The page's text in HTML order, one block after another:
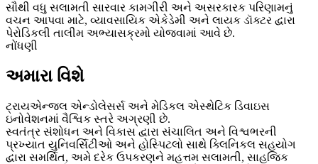
સૌથી વધુ સલામતી સારવાર કામગીરી અને અસરકારક પરિણામનું
વચન આપવા માટે, વ્યાવસાયિક એકેડેમી અને લાયક ડૉક્ટર દ્વારા
પેરોડિકલી તાલીમ અભ્યાસક્રમો યોજવામાં આવે છે.
નોંધણી
અમારા વિશે
ટ્રાયએન્જલ એન્ડોલેસર્સ અને મેડિકલ એસ્થેટિક ડિવાઇસ
ઇનોવેશનમાં વૈશ્વિક સ્તરે અગ્રણી છે.
સ્વતંત્ર સંશોધન અને વિકાસ દ્વારા સંચાલિત અને વિશ્વભરની
પ્રખ્યાત યુનિવર્સિટીઓ અને હોસ્પિટલો સાથે ક્લિનિકલ સહયોગ
દ્વારા સમર્થિત, અમે દરેક ઉપકરણને મહત્તમ સલામતી, સાહજિક